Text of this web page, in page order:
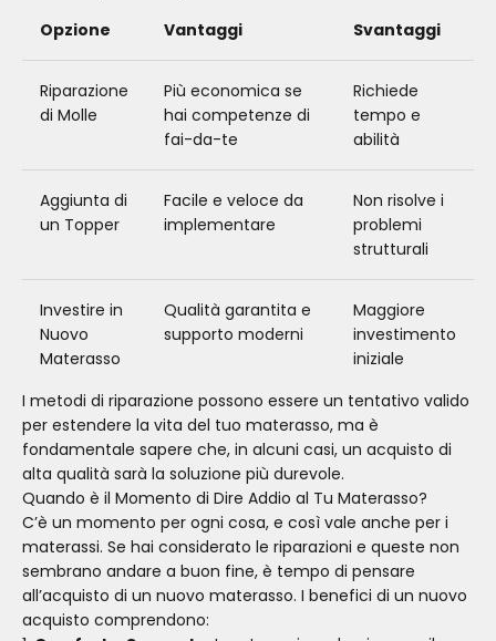
Opzione
Vantaggi Svantaggi
Riparazione
di Molle
Più economica se
hai competenze di
fai-da-te
Richiede
tempo e
abilità
Aggiunta di
un Topper
Facile e veloce da
implementare
Non risolve i
problemi
strutturali
Investire in
Nuovo
Materasso
Qualità garantita e
supporto moderni
Maggiore
investimento
iniziale
I metodi di riparazione possono essere un tentativo valido
per estendere la vita del tuo materasso, ma è
fondamentale sapere che, in alcuni casi, un acquisto di
alta qualità sarà la soluzione più durevole.
Quando è il Momento di Dire Addio al Tu Materasso?
C’è un momento per ogni cosa, e così vale anche per i
materassi. Se hai considerato le riparazioni e queste non
sembrano andare a buon fine, è tempo di pensare
all’acquisto di un nuovo materasso. I benefici di un nuovo
acquisto comprendono: